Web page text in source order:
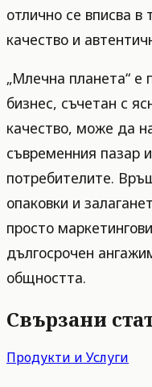
отлично се вписва в
качество и
„Млечна планета“ е
бизнес, съчетан с
качество, може да
съвременния пазар
потребителите.
опаковки и
просто
дългосрочен
общността.
Свързани
Продукти и Услуги